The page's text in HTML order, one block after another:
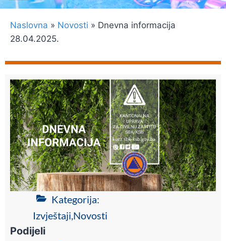
Naslovna » Novosti » Dnevna informacija
28.04.2025.
Kategorija:
Izvještaji,Novosti
Podijeli